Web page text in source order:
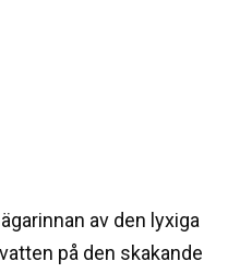
av den lyxiga
på den skakande